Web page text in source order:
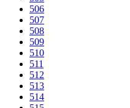
506
507
508
509
510
511
512
513
514